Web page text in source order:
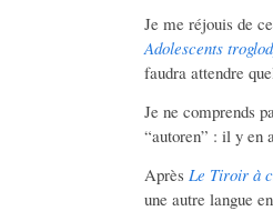
Je me réjouis de
Adolescents
faudra attendre
Je ne comprends
“autoren” : il y en
Après Le Tiroir à
une autre langue